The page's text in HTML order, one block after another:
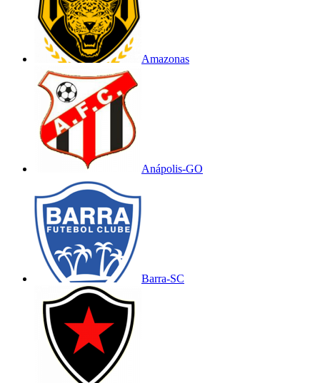
Amazonas
Anápolis-GO
Barra-SC